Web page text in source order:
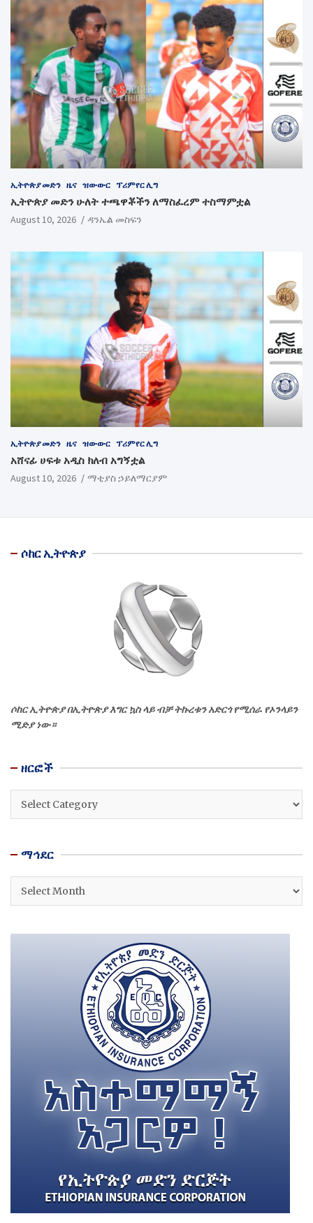
ኢትዮጵያ መድን ዜና ዝውውር ፕሪምየር ሊግ
ኢትዮጵያ መድን ሁለት ተጫዋቾችን ለማስፈረም ተስማምቷል
August 10, 2026 ዳንኤል መስፍን
ኢትዮጵያ መድን ዜና ዝውውር ፕሪምየር ሊግ
አሸናፊ ሀፍቱ አዲስ ክለብ አግኝቷል
August 10, 2026 ማቲያስ ኃይለማርያም
ሶከር ኢትዮጵያ
ሶከር ኢትዮጵያ በኢትዮጵያ እግር ኳስ ላይ ብቻ ትኩረቱን አድርጎ የሚሰራ የኦንላይን
ሚድያ ነው።
ዘርፎች
ዘርፎች
ማኅደር
ማኅደር